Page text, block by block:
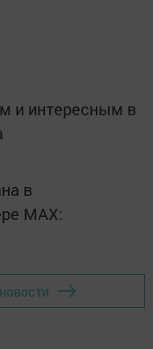
и интересным в
в
MАХ: